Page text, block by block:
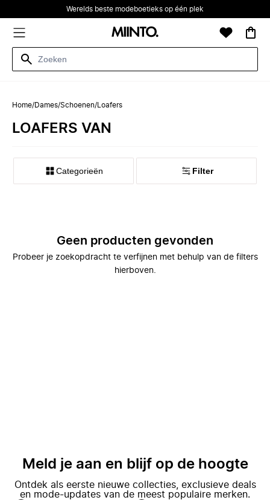
Werelds beste modeboetieks op één plek
Home/Dames/Schoenen/ Loafers
LOAFERS VAN
Categorieën Filter
Geen producten gevonden
Probeer je zoekopdracht te verfijnen met behulp van de filters
hierboven.
Meld je aan en blijf op de hoogte
Ontdek als eerste nieuwe collecties, exclusieve deals
en mode-updates van de meest populaire merken.